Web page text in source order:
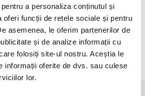
a personaliza conținutul și
oferi funcții de rețele sociale și pentru
asemenea, le oferim partenerilor de
și de analize informații cu
folosiți site-ul nostru. Aceștia le
informații oferite de dvs. sau culese
lor.